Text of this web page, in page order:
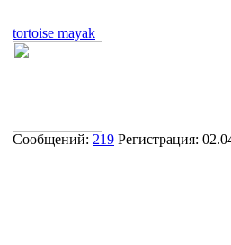
tortoise mayak
Сообщений: 219 Регистрация: